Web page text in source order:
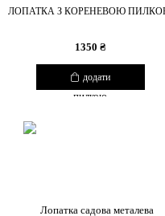
ЛОПАТКА З КОРЕНЕВОЮ
1350 ₴
додати